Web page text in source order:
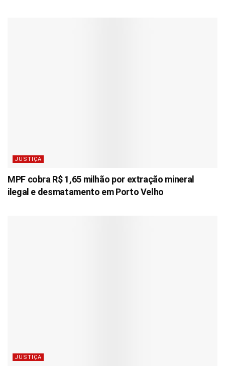
JUSTIÇA
MPF cobra R$ 1,65 milhão por extração mineral
ilegal e desmatamento em Porto Velho
JUSTIÇA